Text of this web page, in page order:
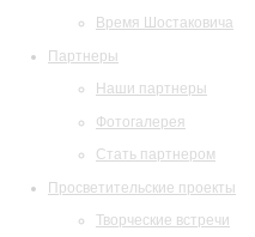
Время Шостаковича
Партнеры
Наши партнеры
Фотогалерея
Стать партнером
Просветительские проекты
Творческие встречи